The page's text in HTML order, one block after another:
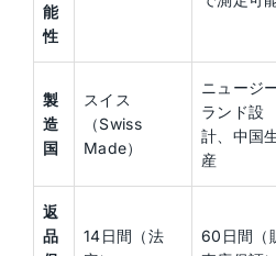
能
性
製
造
国
スイス
（Swiss
Made）
ニュージ
ランド設
計、中国
産
返
品
14日間（法
60日間（